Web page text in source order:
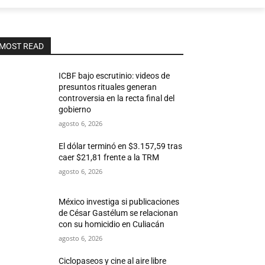
READ
ICBF bajo escrutinio: videos de
presuntos rituales generan
controversia en la recta final del
gobierno
agosto 6, 2026
El dólar terminó en $3.157,59 tras
caer $21,81 frente a la TRM
agosto 6, 2026
México investiga si publicaciones
de César Gastélum se relacionan
con su homicidio en Culiacán
agosto 6, 2026
Ciclopaseos y cine al aire libre